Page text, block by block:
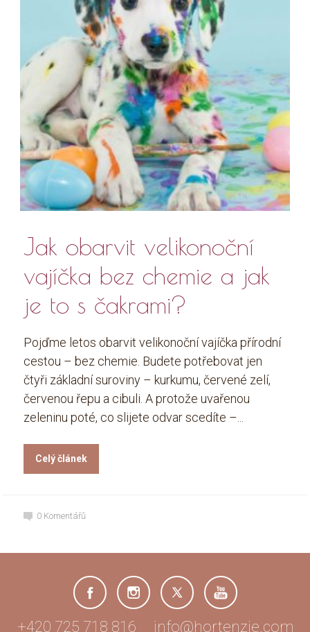
Jak obarvit velikonoční
vajíčka bez chemie a jak
je to s čakrami?
Pojďme letos obarvit velikonoční vajíčka přírodní
cestou – bez chemie. Budete potřebovat jen
čtyři základní suroviny – kurkumu, červené zelí,
červenou řepu a cibuli. A protože uvařenou
zeleninu poté, co slijete odvar scedíte –...
Celý článek
0 Komentářů
+420 725 718 816 info@hortenzie.com